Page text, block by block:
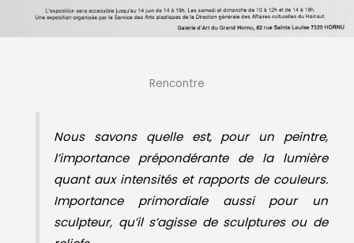
Rencontre
Nous savons quelle est, pour un peintre,
l’importance prépondérante de la lumière
quant aux intensités et rapports de couleurs.
Importance primordiale aussi pour un
sculpteur, qu’il s’agisse de sculptures ou de